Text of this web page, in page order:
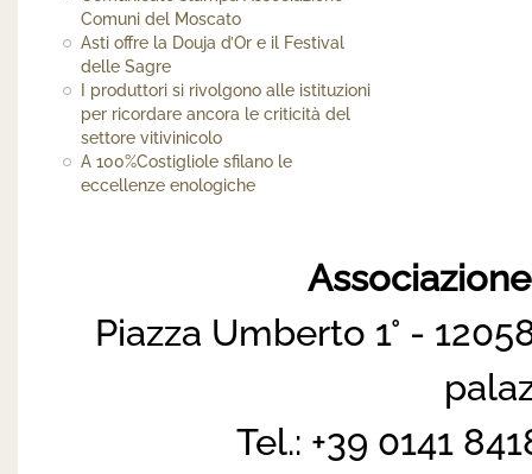
Comuni del Moscato
Asti offre la Douja d’Or e il Festival
delle Sagre
I produttori si rivolgono alle istituzioni
per ricordare ancora le criticità del
settore vitivinicolo
A 100%Costigliole sfilano le
eccellenze enologiche
Piazza Umberto 1° -
Tel.: +39 0141